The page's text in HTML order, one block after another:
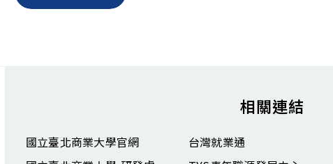
相關連結
國立臺北商業大學官網
台灣就業通